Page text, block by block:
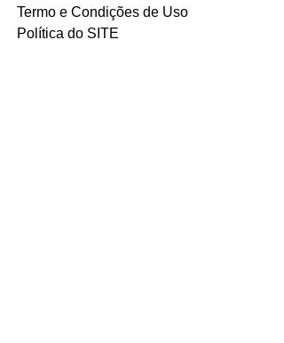
Termo e Condições de Uso
Política do SITE